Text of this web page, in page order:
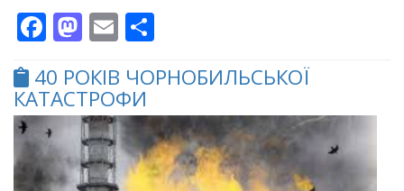
Facebook
Mastodon
Email
40 РОКІВ ЧОРНОБИЛЬСЬКОЇ
КАТАСТРОФИ